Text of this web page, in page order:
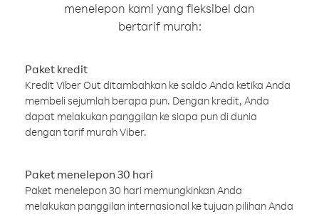
menelepon kami yang fleksibel dan
bertarif murah:
Paket kredit
Kredit Viber Out ditambahkan ke saldo Anda ketika Anda
membeli sejumlah berapa pun. Dengan kredit, Anda
dapat melakukan panggilan ke siapa pun di dunia
dengan tarif murah Viber.
Paket menelepon 30 hari
Paket menelepon 30 hari memungkinkan Anda
melakukan panggilan internasional ke tujuan pilihan Anda